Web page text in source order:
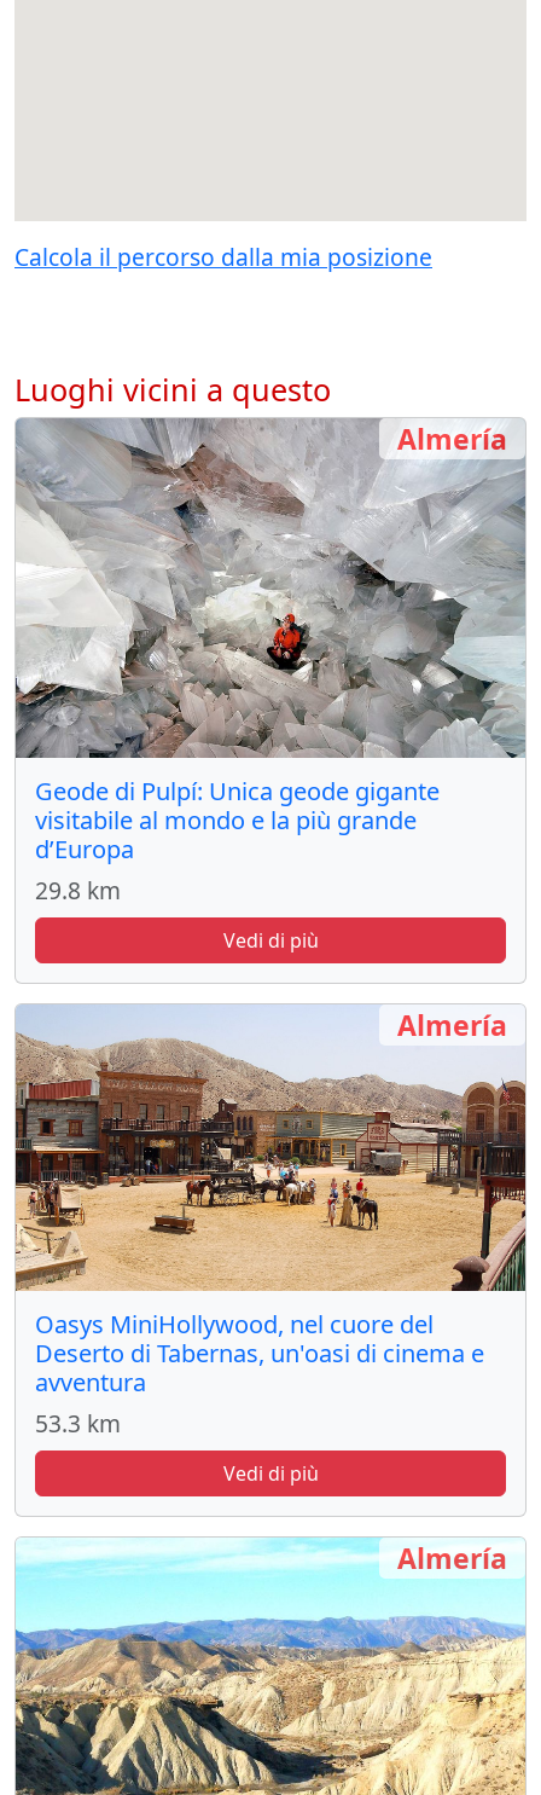
Calcola il percorso dalla mia posizione
Luoghi vicini a questo
Geode di Pulpí: Unica geode gigante
visitabile al mondo e la più grande
d’Europa
29.8 km
Vedi di più
Almería
Oasys MiniHollywood, nel cuore del
Deserto di Tabernas, un'oasi di cinema e
avventura
53.3 km
Vedi di più
Almería
Almería